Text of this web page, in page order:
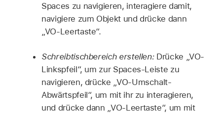
Spaces zu navigieren, interagiere damit,
navigiere zum Objekt und drücke dann
„VO-Leertaste“.
Schreibtischbereich erstellen:Drücke „VO-
Linkspfeil“, um zur Spaces-Leiste zu
navigieren, drücke „VO-Umschalt-
Abwärtspfeil“, um mit ihr zu interagieren,
und drücke dann „VO-Leertaste“, um mit